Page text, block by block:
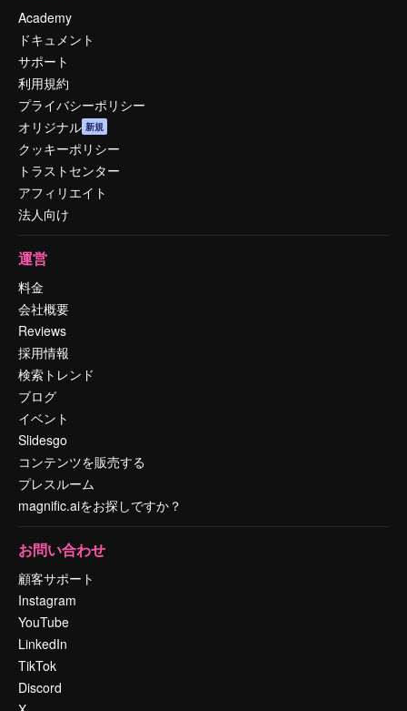
Academy
ドキュメント
サポート
利用規約
プライバシーポリシー
オリジナル 新規
クッキーポリシー
トラストセンター
アフィリエイト
法人向け
運営
料金
会社概要
Reviews
採用情報
検索トレンド
ブログ
イベント
Slidesgo
コンテンツを販売する
プレスルーム
magnific.aiをお探しですか？
お問い合わせ
顧客サポート
Instagram
YouTube
LinkedIn
TikTok
Discord